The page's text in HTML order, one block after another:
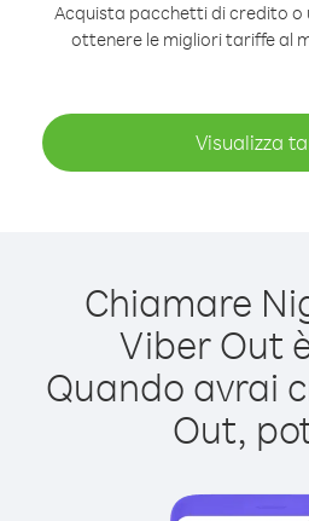
Acquista pacchetti di credito o
ottenere le migliori tariffe al
Visualizza
Chiamare
Viber Out
Quando avrai
Out,